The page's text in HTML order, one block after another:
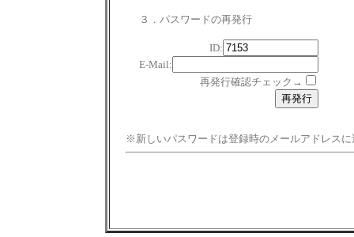
３．パスワードの再発行
ID:
E-Mail:
再発行確認チェック→
※新しいパスワードは登録時のメールアドレスに